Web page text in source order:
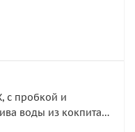
с пробкой и
воды из кокпита